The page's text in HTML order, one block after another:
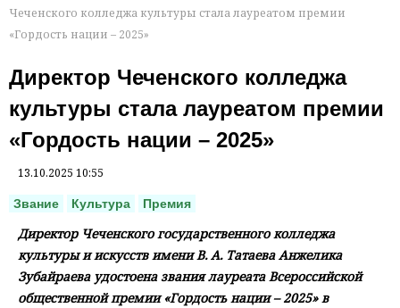
Чеченского колледжа культуры стала лауреатом премии
«Гордость нации – 2025»
Директор Чеченского колледжа
культуры стала лауреатом премии
«Гордость нации – 2025»
13.10.2025 10:55
Звание Культура Премия
Директор Чеченского государственного колледжа
культуры и искусств имени В. А. Татаева Анжелика
Зубайраева удостоена звания лауреата Всероссийской
общественной премии «Гордость нации – 2025» в